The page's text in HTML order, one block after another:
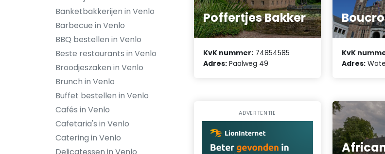
Banketbakkerijen in Venlo
Barbecue in Venlo
BBQ bestellen in Venlo
Beste restaurants in Venlo
Broodjeszaken in Venlo
Brunch in Venlo
Buffet bestellen in Venlo
Cafés in Venlo
Cafetaria's in Venlo
Catering in Venlo
Poffertjes Bakker
KvK nummer: 74854585
Adres: Paalweg 49
KvK
Adres:
ADVERTENTIE